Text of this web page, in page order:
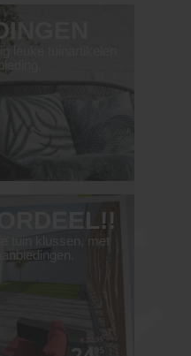
leuke tuinartikelen
tuin klussen, met